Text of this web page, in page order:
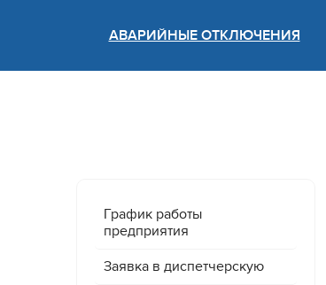
АВАРИЙНЫЕ ОТКЛЮЧЕНИЯ
График работы
предприятия
Заявка в диспетчерскую